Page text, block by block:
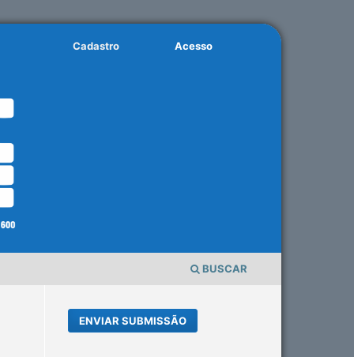
BUSCAR
Cadastro Acesso
ENVIAR SUBMISSÃO